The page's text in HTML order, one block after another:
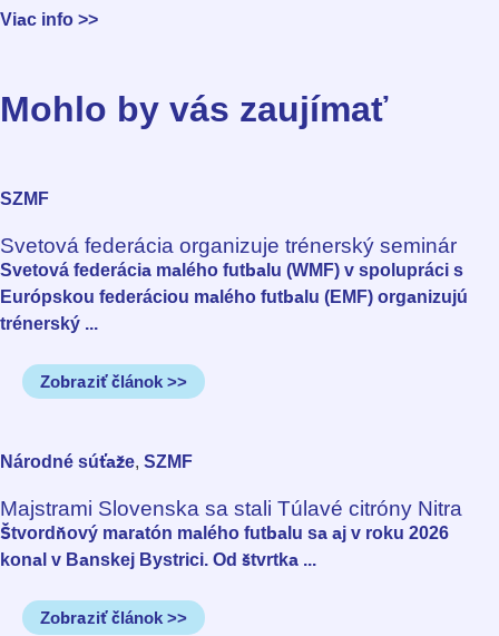
Viac info >>
Mohlo by vás zaujímať
SZMF
Svetová federácia organizuje trénerský seminár
Svetová federácia malého futbalu (WMF) v spolupráci s
Európskou federáciou malého futbalu (EMF) organizujú
trénerský ...
Zobraziť článok >>
Národné súťaže, SZMF
Majstrami Slovenska sa stali Túlavé citróny Nitra
Štvordňový maratón malého futbalu sa aj v roku 2026
konal v Banskej Bystrici. Od štvrtka ...
Zobraziť článok >>